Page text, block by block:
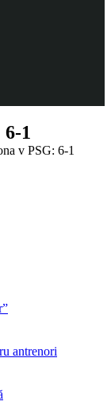
1
v PSG: 6-1
antrenori